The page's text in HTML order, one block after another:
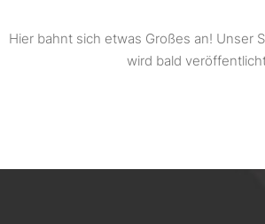
Hier bahnt sich etwas Großes an! Unser
wird bald